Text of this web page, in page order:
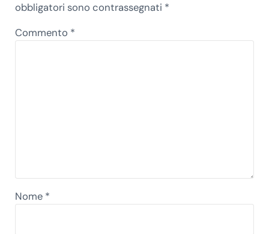
obbligatori sono contrassegnati *
Commento *
Nome *